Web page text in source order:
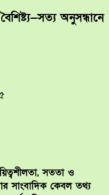
অনুসন্ধানে
সততা ও
সাংবাদিক কেবল তথ্য